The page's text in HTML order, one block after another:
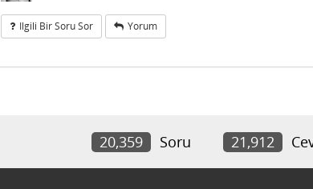
Ilgili Bir Soru Sor Yorum
20,359 Soru 21,912